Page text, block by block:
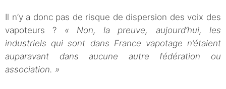
Il n’y a donc pas de risque de dispersion des voix des
vapoteurs ? « Non, la preuve, aujourd’hui, les
industriels qui sont dans France vapotage n’étaient
auparavant dans aucune autre fédération ou
association. »